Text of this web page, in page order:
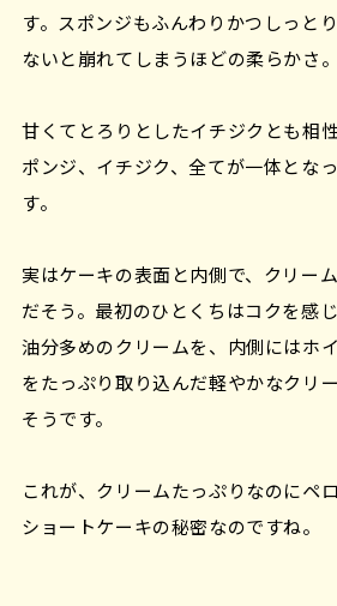
す。スポンジもふんわりかつしっと
ないと崩れてしまうほどの柔らかさ。
甘くてとろりとしたイチジクとも相
ポンジ、イチジク、全てが一体とな
す。
実はケーキの表面と内側で、クリー
だそう。最初のひとくちはコクを感
油分多めのクリームを、内側にはホ
をたっぷり取り込んだ軽やかなクリ
そうです。
これが、クリームたっぷりなのにペ
ショートケーキの秘密なのですね。